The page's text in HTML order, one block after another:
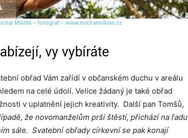
Mikláš – fotograf – www.michalmiklas.cz
vy vybíráte
obřad Vám zařídí v občanském duchu v areálu
na celé údolí. Velice žádaný je také obřad
v uplatnění jejich kreativity. Další pan Tomšů,
že novomanželům prší štěstí, přichází na řadu
sále. Svatební obřady církevní se pak konají